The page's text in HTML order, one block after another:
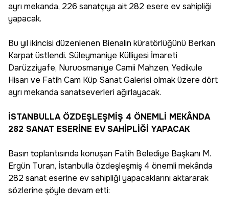
ayrı mekanda, 226 sanatçıya ait 282 esere ev sahipliği
yapacak.
Bu yıl ikincisi düzenlenen Bienalin küratörlüğünü Berkan
Karpat üstlendi. Süleymaniye Külliyesi İmareti
Darüzziyafe, Nuruosmaniye Camii Mahzen, Yedikule
Hisarı ve Fatih Cam Küp Sanat Galerisi olmak üzere dört
ayrı mekanda sanatseverleri ağırlayacak.
İSTANBULLA ÖZDEŞLEŞMİŞ 4 ÖNEMLİ MEKÂNDA
282 SANAT ESERİNE EV SAHİPLİĞİ YAPACAK
Basın toplantısında konuşan Fatih Belediye Başkanı M.
Ergün Turan, İstanbulla özdeşleşmiş 4 önemli mekânda
282 sanat eserine ev sahipliği yapacaklarını aktararak
sözlerine şöyle devam etti: